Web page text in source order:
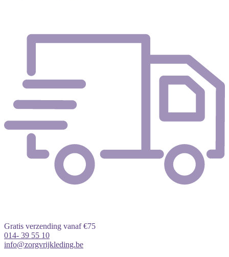
Gratis verzending vanaf €75
014- 39 55 10
info@zorgvrijkleding.be